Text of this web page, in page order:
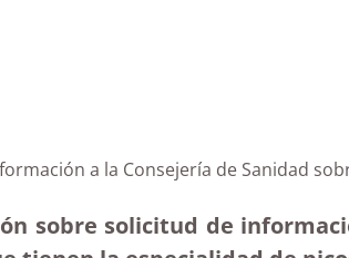
a la Consejería de Sanidad
sobre solicitud de